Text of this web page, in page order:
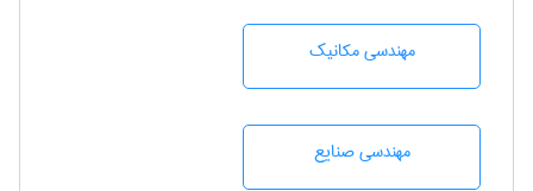
مهندسی مکانیک
مهندسی صنايع